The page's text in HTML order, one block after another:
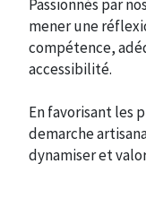
Passionnés par
mener une
compétence,
accessibilité.
En favorisant les
demarche
dynamiser et